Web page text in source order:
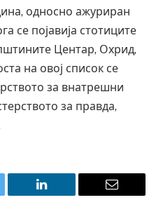
односно ажуриран
се појавија стотиците
Центар, Охрид,
на овој список се
за внатрешни
за правда,
LinkedIn Email